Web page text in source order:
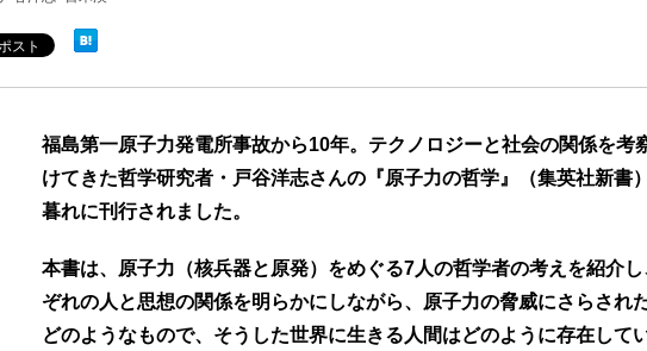
福島第一原子力発電所事故から10年。テクノロジーと社会の関係を考
けてきた哲学研究者・戸谷洋志さんの『原子力の哲学』（集英社新書
暮れに刊行されました。
本書は、原子力（核兵器と原発）をめぐる7人の哲学者の考えを紹介
ぞれの人と思想の関係を明らかにしながら、原子力の脅威にさらされ
どのようなもので、そうした世界に生きる人間はどのように存在して